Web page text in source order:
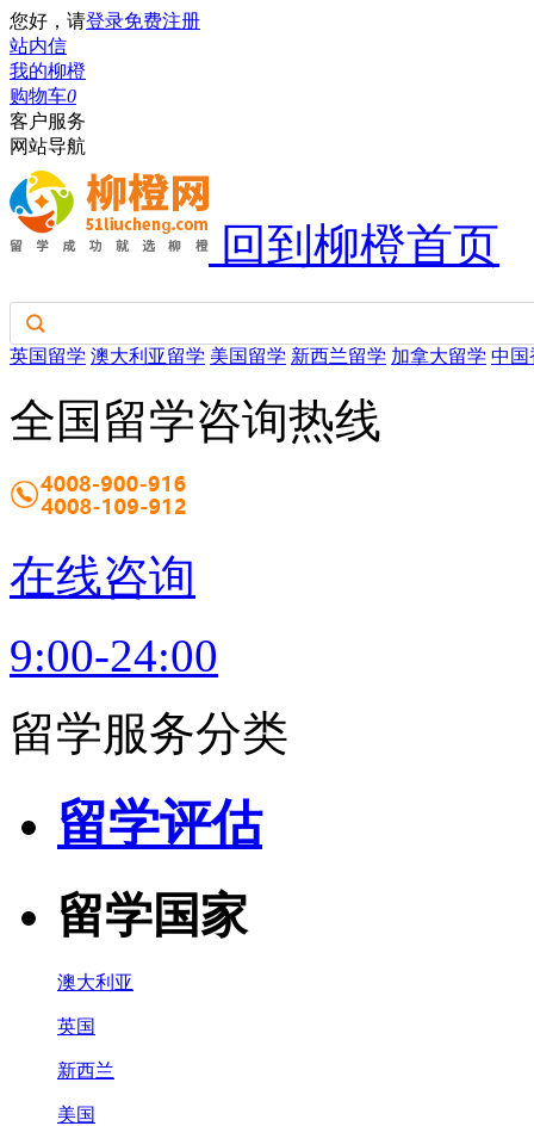
您好，请登录免费注册
站内信
我的柳橙
购物车0
客户服务
网站导航
回到柳橙首页
英国留学 澳大利亚留学 美国留学 新西兰留学 加拿大留学 中国
全国留学咨询热线
在线咨询
9:00-24:00
留学服务分类
留学评估
留学国家
澳大利亚
英国
新西兰
美国